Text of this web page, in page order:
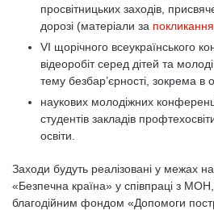
просвітницьких заходів,
дорозі (матеріали за
VI щорічного всеукраїнського
відеоробіт серед дітей та
тему безбар’єрності, зокрема в
наукових молодіжних
студентів закладів
освіти.
Заходи будуть реалізовані у межах
«Безпечна країна» у співпраці з
благодійним фондом «Допомоги